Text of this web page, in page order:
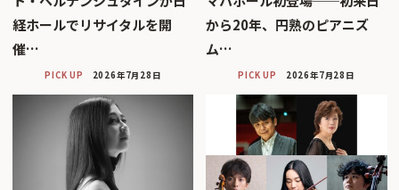
経ホールでリサイタルを開
催…
PICK UP 2026年7月28日
から20年、円熟のピアニズ
ム…
PICK UP 2026年7月28日